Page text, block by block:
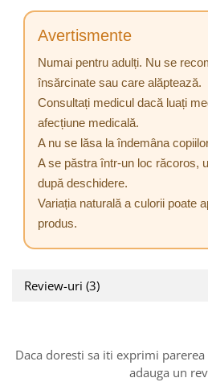
Avertismente
Numai pentru adulți. Nu se
însărcinate sau care alăptează.
Consultați medicul dacă luați
afecțiune medicală.
A nu se lăsa la îndemâna
A se păstra într-un loc răcoros,
după deschidere.
Variația naturală a culorii poate
produs.
Review-uri (3)
Daca doresti sa iti exprimi
adauga un